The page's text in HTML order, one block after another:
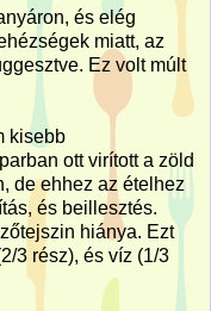
és elég
miatt, az
Ez volt múlt
kisebb
ott virított a zöld
de ehhez az ételhez
és beillesztés.
hiánya. Ezt
3 rész), és víz (1/3